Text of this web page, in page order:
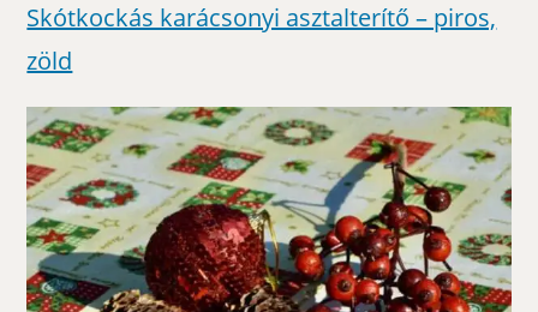
Skótkockás karácsonyi asztalterítő – piros,
zöld